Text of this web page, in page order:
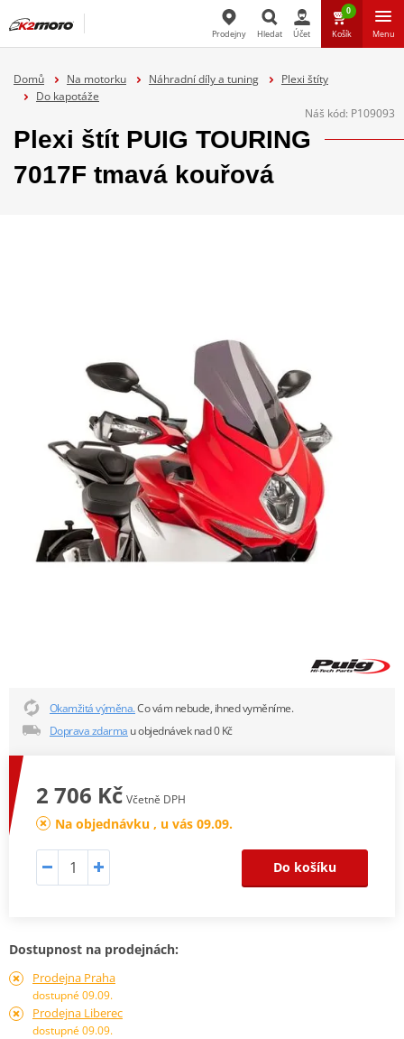
Prodejny Hledat Účet
0
Košík Menu
Domů Na motorku Náhradní díly a tuning
Plexi štíty
Do kapotáže
Náš kód: P109093
Plexi štít PUIG TOURING
7017F tmavá kouřová
Okamžitá výměna.Co vám nebude, ihned vyměníme.
Doprava zdarma u objednávek nad 0 Kč
2 706 Kč Včetně DPH
Na objednávku , u vás 09.09.
Do košíku
Dostupnost na prodejnách:
Prodejna Praha
dostupné 09.09.
Prodejna Liberec
dostupné 09.09.